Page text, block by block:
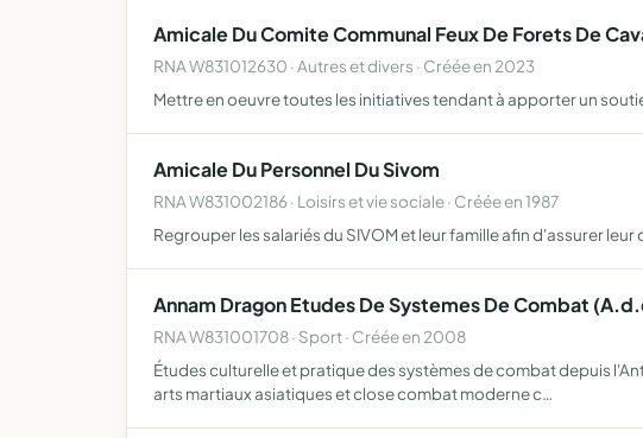
Amicale Du Comite Communal Feux De Forets De
RNA W831012630 · Autres et divers · Créée en 2023
Mettre en oeuvre toutes les initiatives tendant à apporter un
Amicale Du Personnel Du Sivom
RNA W831002186 · Loisirs et vie sociale · Créée en 1987
Regrouper les salariés du SIVOM et leur famille afin d'assurer
Annam Dragon Etudes De Systemes De Combat
RNA W831001708 · Sport · Créée en 2008
Études culturelle et pratique des systèmes de combat depuis
arts martiaux asiatiques et close combat moderne c…